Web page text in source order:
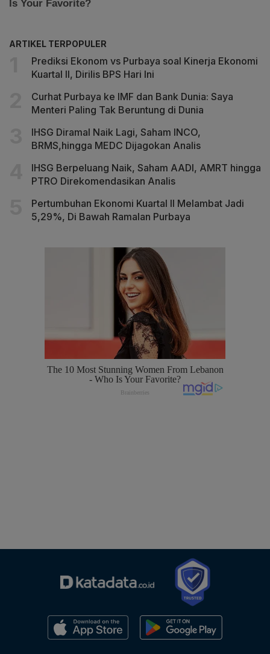
ARTIKEL TERPOPULER
Prediksi Ekonom vs Purbaya soal Kinerja Ekonomi
Kuartal II, Dirilis BPS Hari Ini
Curhat Purbaya ke IMF dan Bank Dunia: Saya
Menteri Paling Tak Beruntung di Dunia
IHSG Diramal Naik Lagi, Saham INCO,
BRMS,hingga MEDC Dijagokan Analis
IHSG Berpeluang Naik, Saham AADI, AMRT hingga
PTRO Direkomendasikan Analis
Pertumbuhan Ekonomi Kuartal II Melambat Jadi
5,29%, Di Bawah Ramalan Purbaya